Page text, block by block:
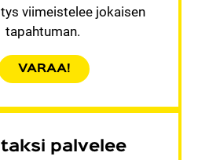
viimeistelee jokaisen
tapahtuman.
VARAA!
palvelee